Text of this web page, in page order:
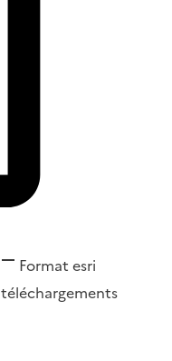
Format esri
téléchargements